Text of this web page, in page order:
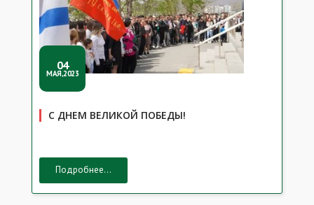
04
МАЯ,2023
С ДНЕМ ВЕЛИКОЙ ПОБЕДЫ!
Подробнее...